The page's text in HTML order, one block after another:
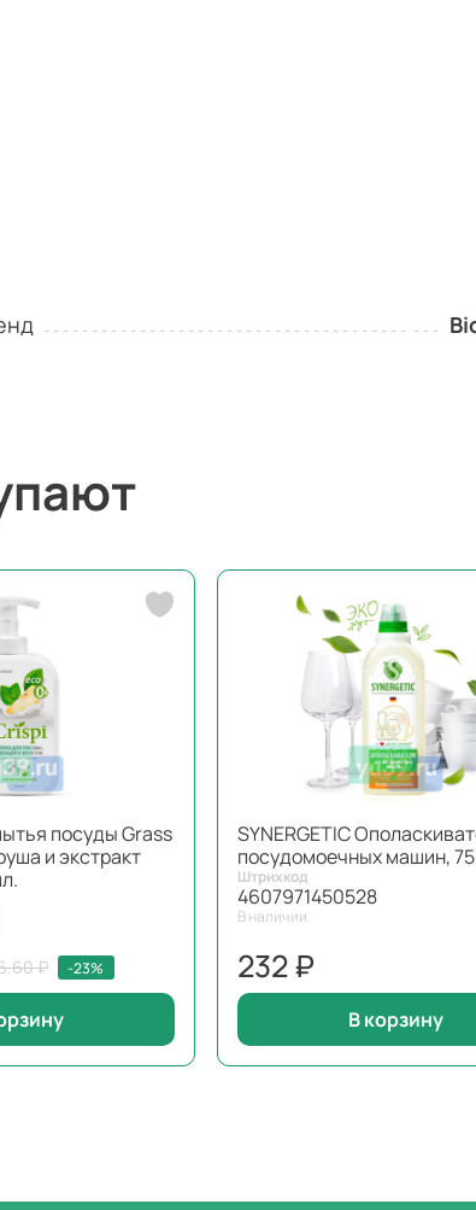
посуды Grass
и экстракт
₽ -23%
SYNERGETIC
посудомоечных машин,
Штрихкод
4607971450528
В наличии
232 ₽
В корзину